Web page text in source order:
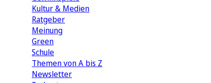
Kultur & Medien
Ratgeber
Meinung
Green
Schule
Themen von A bis Z
Newsletter